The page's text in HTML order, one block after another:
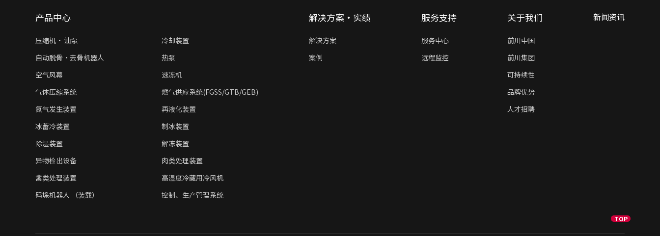
TOP
产品中心
压缩机• 油泵
冷却装置
自动脱骨·去骨机器人
热泵
空气风幕
速冻机
气体压缩系统
燃气供应系统(FGSS/GTB/GEB)
氮气发生装置
再液化装置
冰蓄冷装置
制冰装置
除湿装置
解冻装置
异物检出设备
肉类处理装置
禽类处理装置
高湿度冷藏用冷风机
码垛机器人 （装载）
控制、生产管理系统
解决方案·实绩
解决方案
案例
服务支持
服务中心
远程监控
关于我们
前川中国
前川集团
可持续性
品牌优势
人才招聘
新闻资讯